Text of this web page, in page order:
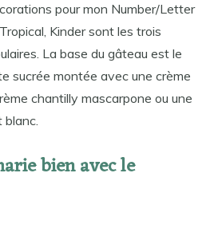
pour mon Number/Letter
Kinder sont les trois
La base du gâteau est le
sucrée montée avec une crème
chantilly mascarpone ou une
blanc.
bien avec le